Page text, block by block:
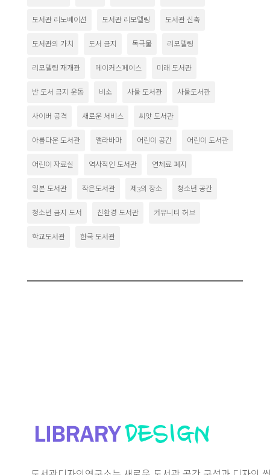
도서관 리노베이션 도서관 리모델링 도서관 신축
도서관의 가치 도서 금지 독극물 리모델링
리모델링 재개관 메이커스페이스 미래 도서관
반 도서 금지 운동 비소 사물 도서관 사물도서관
사이버 공격 새로운 서비스 씨앗 도서관
아름다운 도서관 앨라바마 어린이 공간 어린이 도서관
어린이 자료실 역사적인 도서관 연체료 폐지
일본 도서관 작은도서관 제3의 장소 청소년 공간
청소년 금지 도서 친환경 도서관 커뮤니티 허브
학교도서관 한국 도서관